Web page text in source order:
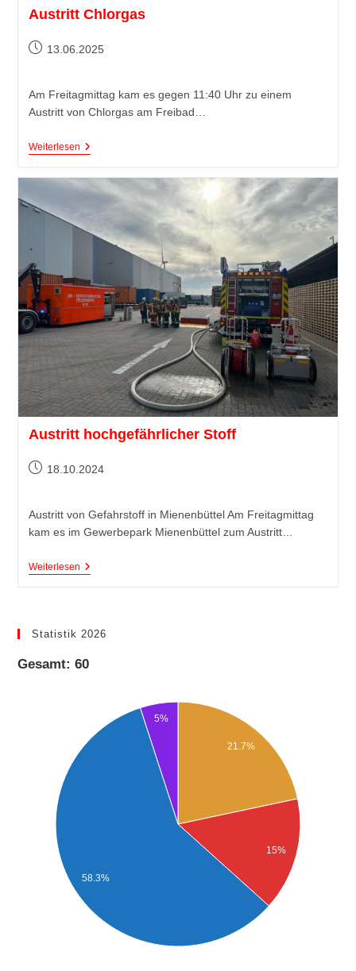
Austritt Chlorgas
13.06.2025
Am Freitagmittag kam es gegen 11:40 Uhr zu einem
Austritt von Chlorgas am Freibad…
Weiterlesen
Austritt hochgefährlicher Stoff
18.10.2024
Austritt von Gefahrstoff in Mienenbüttel Am Freitagmittag
kam es im Gewerbepark Mienenbüttel zum Austritt…
Weiterlesen
Statistik 2026
Gesamt: 60
21.7%
15%
5%
58.3%